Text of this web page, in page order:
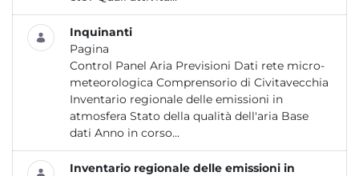
Inquinanti
Pagina
Control Panel Aria Previsioni Dati rete micro-
meteorologica Comprensorio di Civitavecchia
Inventario regionale delle emissioni in
atmosfera Stato della qualità dell'aria Base
dati Anno in corso...
Inventario regionale delle emissioni in